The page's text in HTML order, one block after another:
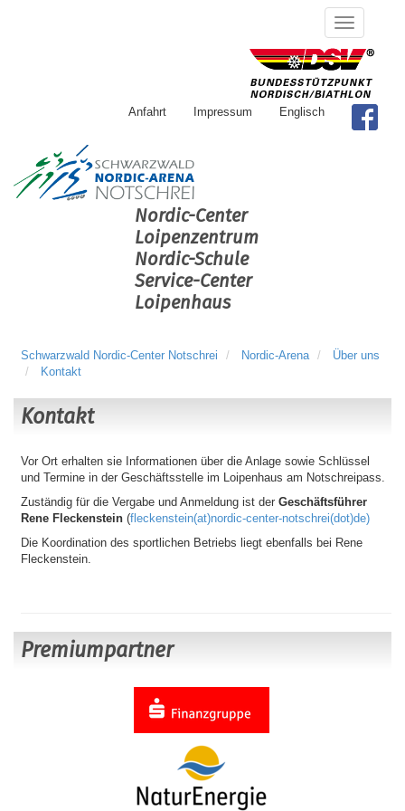
Anfahrt Impressum Englisch
Nordic-Center
Loipenzentrum
Nordic-Schule
Service-Center
Loipenhaus
Schwarzwald Nordic-Center Notschrei Nordic-Arena
Über uns
Kontakt
Kontakt
Vor Ort erhalten sie Informationen über die Anlage sowie Schlüssel
und Termine in der Geschäftsstelle im Loipenhaus am Notschreipass.
Zuständig für die Vergabe und Anmeldung ist der Geschäftsführer
Rene Fleckenstein (fleckenstein(at)nordic-center-notschrei(dot)de)
Die Koordination des sportlichen Betriebs liegt ebenfalls bei Rene
Fleckenstein.
Premiumpartner